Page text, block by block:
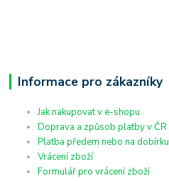
Informace pro zákazníky
Jak nakupovat v e-shopu
Doprava a způsob platby v ČR
Platba předem nebo na dobírku
Vrácení zboží
Formulář pro vrácení zboží